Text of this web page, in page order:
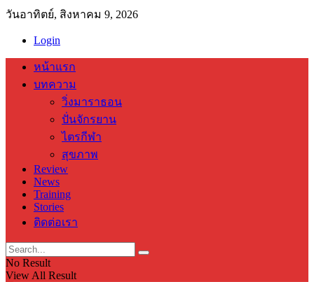
วันอาทิตย์, สิงหาคม 9, 2026
Login
หน้าแรก
บทความ
วิ่งมาราธอน
ปั่นจักรยาน
ไตรกีฬา
สุขภาพ
Review
News
Training
Stories
ติดต่อเรา
No Result
View All Result